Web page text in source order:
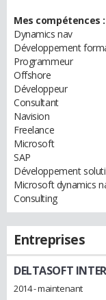
Mes compétences :
Dynamics nav
Développement
Programmeur
Offshore
Développeur
Consultant
Navision
Freelance
Microsoft
SAP
Développement
Microsoft dynamics
Consulting
Entreprises
DELTASOFT
2014 - maintenant